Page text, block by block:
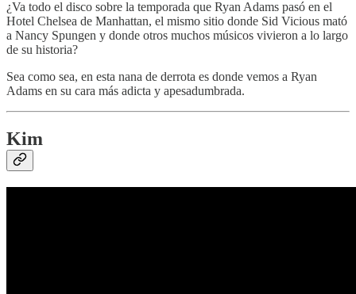
¿Va todo el disco sobre la temporada que Ryan Adams pasó en el
Hotel Chelsea de Manhattan, el mismo sitio donde Sid Vicious mató
a Nancy Spungen y donde otros muchos músicos vivieron a lo largo
de su historia?
Sea como sea, en esta nana de derrota es donde vemos a Ryan
Adams en su cara más adicta y apesadumbrada.
Kim